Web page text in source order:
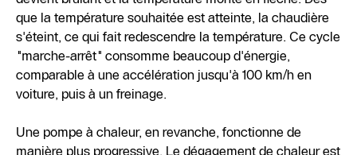
que la température souhaitée est atteinte, la chaudière
s'éteint, ce qui fait redescendre la température. Ce cycle
"marche-arrêt" consomme beaucoup d'énergie,
comparable à une accélération jusqu'à 100 km/h en
voiture, puis à un freinage.
Une pompe à chaleur, en revanche, fonctionne de
manière plus progressive. Le dégagement de chaleur est